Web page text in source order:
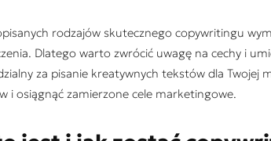
rodzajów skutecznego copywritingu
Dlatego warto zwrócić uwagę na cechy i
za pisanie kreatywnych tekstów dla Twojej
i osiągnąć zamierzone cele marketingowe.